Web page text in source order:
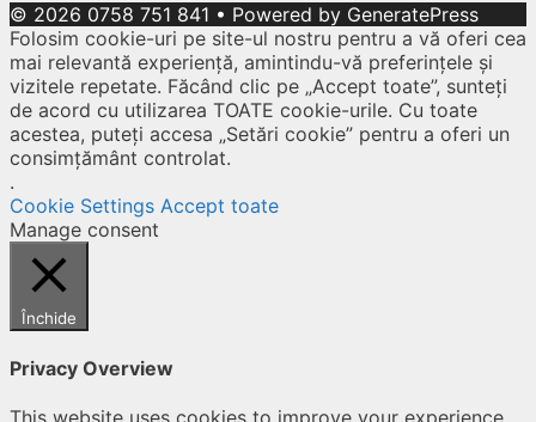
© 2026 0758 751 841 • Powered by GeneratePress
Folosim cookie-uri pe site-ul nostru pentru a vă oferi cea
mai relevantă experiență, amintindu-vă preferințele și
vizitele repetate. Făcând clic pe „Accept toate”, sunteți
de acord cu utilizarea TOATE cookie-urile. Cu toate
acestea, puteți accesa „Setări cookie” pentru a oferi un
consimțământ controlat.
.
Cookie Settings Accept toate
Manage consent
Închide
Privacy Overview